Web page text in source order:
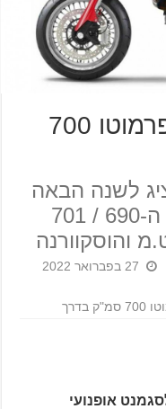
גאס גאס: אנדורו וסופרמוטו 700
לשנה הבאה
את הגרסה שלהם לדגמי ה-690 / 701
והוסקוורנה
27 בפברואר 2022
בדרך
אופנועי